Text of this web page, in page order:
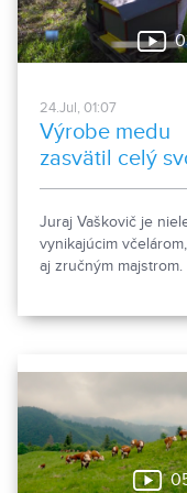
24.Jul, 01:07
Výrobe medu
zasvätil celý
život
Juraj Vaškovič je
vynikajúcim
aj zručným majstrom.
jej účinkoch ešte
nepočuli, pozrite si
nasledujúcu reportáž.